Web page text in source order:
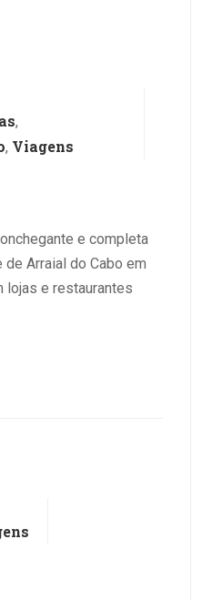
,
, Viagens
e completa
Arraial do Cabo em
lojas e restaurantes